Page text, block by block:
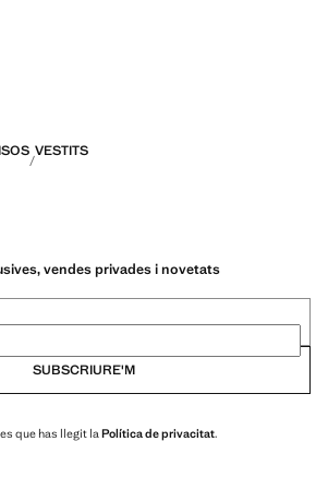
VESTITS
vendes privades i novetats
SUBSCRIURE'M
que has llegit laPolítica de privacitat.